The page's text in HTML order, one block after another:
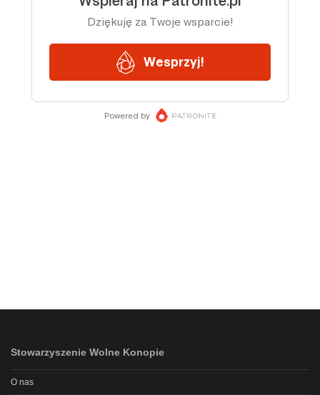
Stowarzyszenie Wolne Konopie
O nas